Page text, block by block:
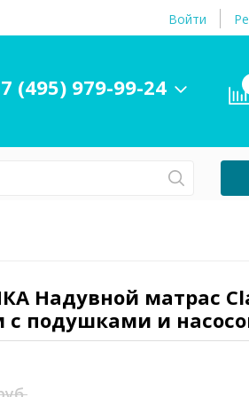
Войти
(495) 979-99-24
Надувной матрас
с подушками и